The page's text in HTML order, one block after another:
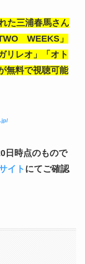
た三浦春馬さん
WEEKS」
リレオ」「オト
無料で視聴可能
日時点のもので
イト にてご確認